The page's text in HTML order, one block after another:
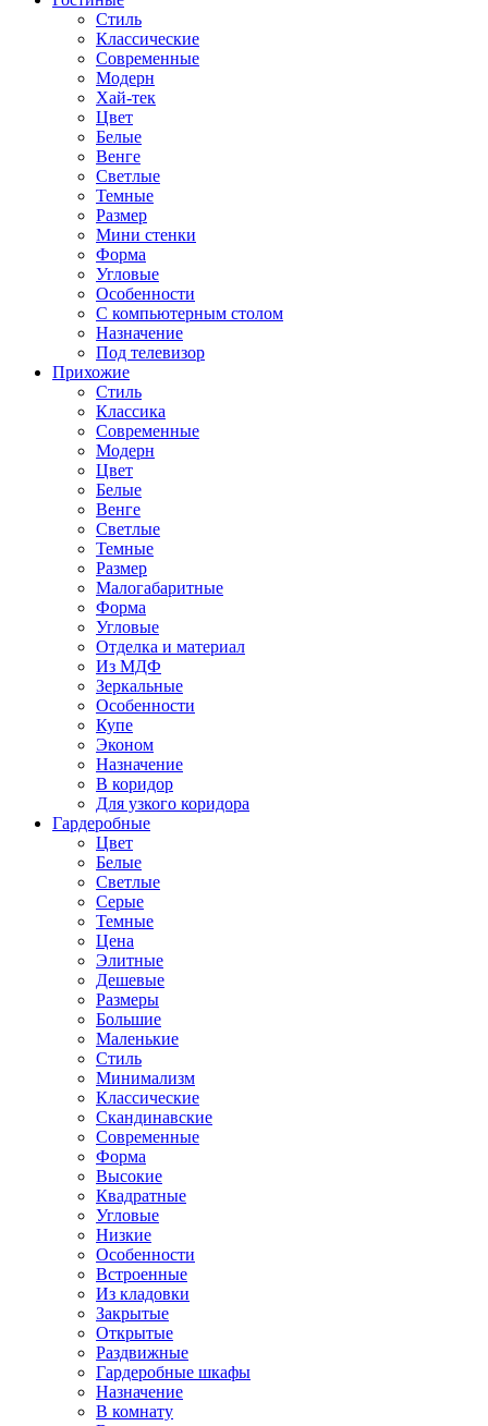
Стиль
Классические
Современные
Модерн
Хай-тек
Цвет
Белые
Венге
Светлые
Темные
Размер
Мини стенки
Форма
Угловые
Особенности
С компьютерным столом
Назначение
Под телевизор
Прихожие
Стиль
Классика
Современные
Модерн
Цвет
Белые
Венге
Светлые
Темные
Размер
Малогабаритные
Форма
Угловые
Отделка и материал
Из МДФ
Зеркальные
Особенности
Купе
Эконом
Назначение
В коридор
Для узкого коридора
Гардеробные
Цвет
Белые
Светлые
Серые
Темные
Цена
Элитные
Дешевые
Размеры
Большие
Маленькие
Стиль
Минимализм
Классические
Скандинавские
Современные
Форма
Высокие
Квадратные
Угловые
Низкие
Особенности
Встроенные
Из кладовки
Закрытые
Открытые
Раздвижные
Гардеробные шкафы
Назначение
В комнату